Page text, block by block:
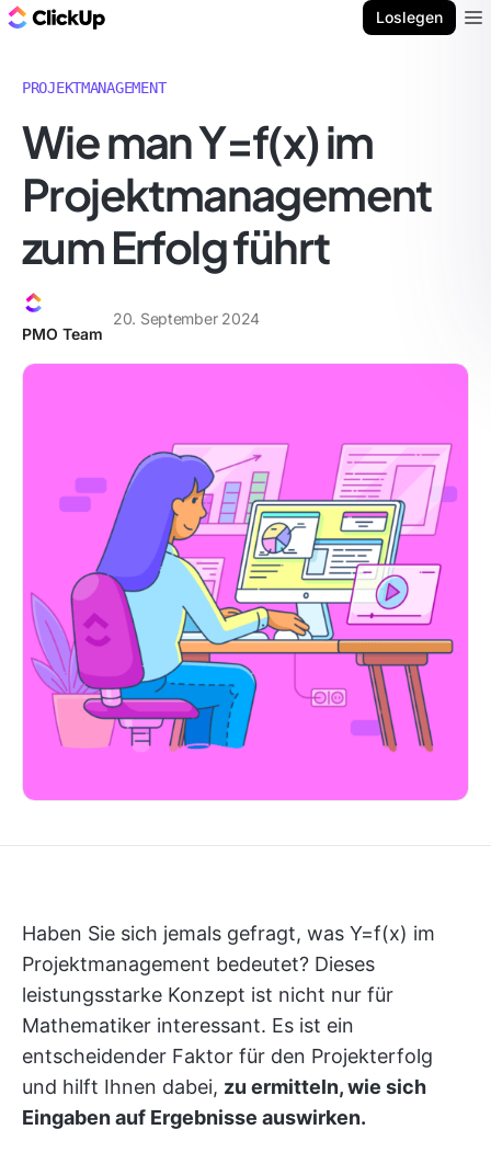
Loslegen
PROJEKTMANAGEMENT
Wie man Y=f(x) im
Projektmanagement
zum Erfolg führt
PMO Team
20. September 2024
Haben Sie sich jemals gefragt, was Y=f(x) im
Projektmanagement bedeutet? Dieses
leistungsstarke Konzept ist nicht nur für
Mathematiker interessant. Es ist ein
entscheidender Faktor für den Projekterfolg
und hilft Ihnen dabei, zu ermitteln, wie sich
Eingaben auf Ergebnisse auswirken.